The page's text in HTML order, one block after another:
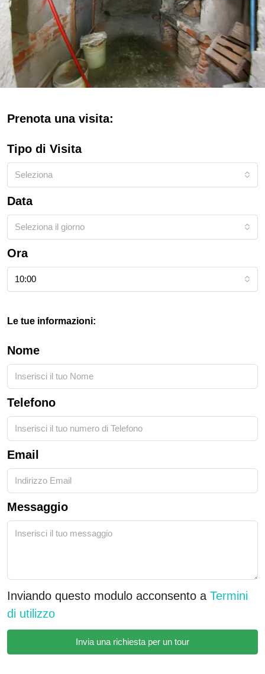
Prenota una visita:
Tipo di Visita
Seleziona
Data
Seleziona il giorno
Ora
10:00
Le tue informazioni:
Nome
Telefono
Email
Messaggio
Inviando questo modulo acconsento a Termini
di utilizzo
Invia una richiesta per un tour